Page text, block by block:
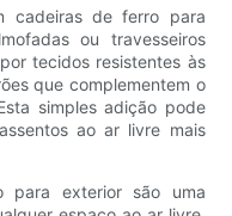
cadeiras de ferro para
ou travesseiros
tecidos resistentes às
que complementem o
simples adição pode
ao ar livre mais
para exterior são uma